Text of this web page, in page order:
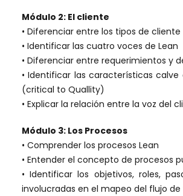
Módulo 2: El cliente
• Diferenciar entre los tipos de cliente
• Identificar las cuatro voces de Lean
• Diferenciar entre requerimientos y
• Identificar las características calve
(critical to Quallity)
• Explicar la relación entre la voz del
Módulo 3: Los Procesos
• Comprender los procesos Lean
• Entender el concepto de procesos
• Identificar los objetivos, roles,
involucradas en el mapeo del flujo de